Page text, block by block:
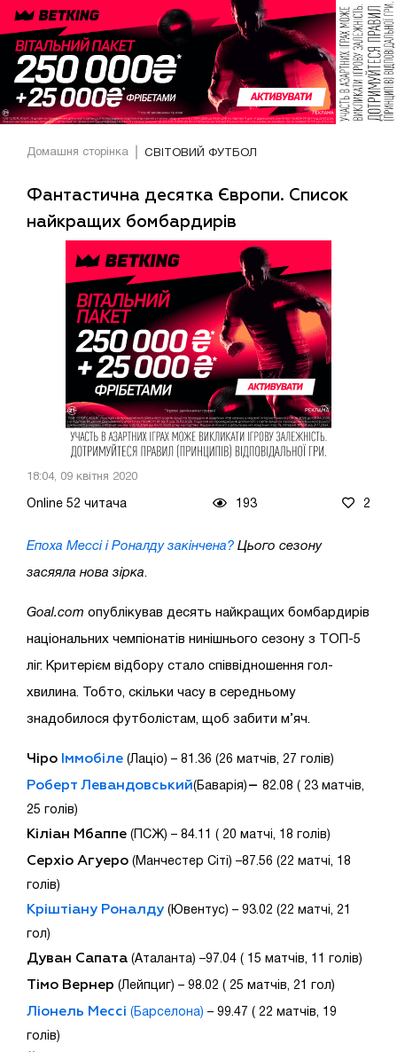
Домашня сторінка СВІТОВИЙ ФУТБОЛ
Фантастична десятка Європи. Список
найкращих бомбардирів
18:04, 09 квітня 2020
Online 52 читача 193 2
Епоха Мессі і Роналду закінчена? Цього сезону
засяяла нова зірка
Goal.com опублікував десять найкращих бомбардирів
національних чемпіонатів нинішнього сезону з ТОП-5
ліг. Критерієм відбору стало співвідношення гол-
хвилина. Тобто, скільки часу в середньому
знадобилося футболістам, щоб забити м’яч.
Чіро Іммобіле (Лаціо) – 81.36 (26 матчів, 27 голів)
Роберт Левандовський(Баварія) – 82.08 ( 23 матчів,
25 голів)
Кіліан Мбаппе (ПСЖ) – 84.11 ( 20 матчі, 18 голів)
Серхіо Агуеро (Манчестер Сіті) –87.56 (22 матчі, 18
голів)
Кріштіану Роналду (Ювентус) – 93.02 (22 матчі, 21
гол)
Дуван Сапата (Аталанта) –97.04 ( 15 матчів, 11 голів)
Тімо Вернер (Лейпциг) – 98.02 ( 25 матчів, 21 гол)
Ліонель Мессі (Барселона) – 99.47 ( 22 матчів, 19
голів)